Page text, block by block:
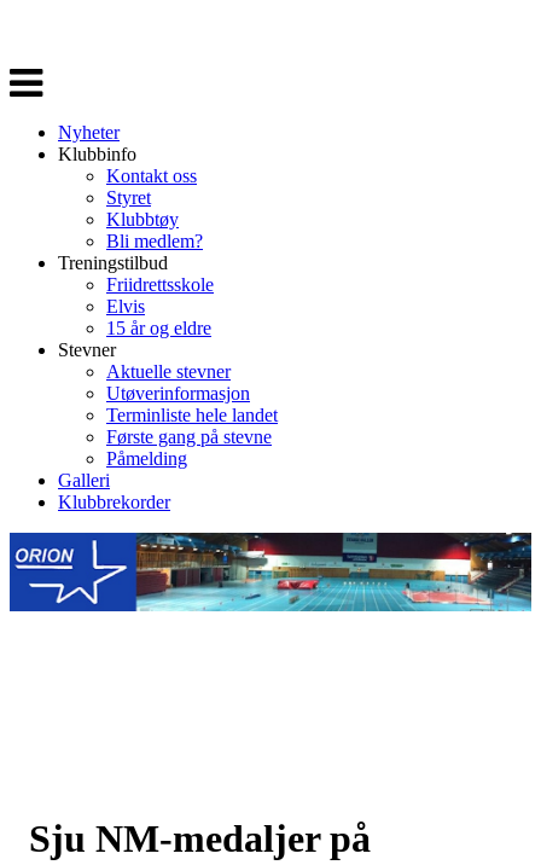
Veksle
navigasjon
Nyheter
Klubbinfo
Kontakt oss
Styret
Klubbtøy
Bli medlem?
Treningstilbud
Friidrettsskole
Elvis
15 år og eldre
Stevner
Aktuelle stevner
Utøverinformasjon
Terminliste hele landet
Første gang på stevne
Påmelding
Galleri
Klubbrekorder
Sju NM-medaljer på